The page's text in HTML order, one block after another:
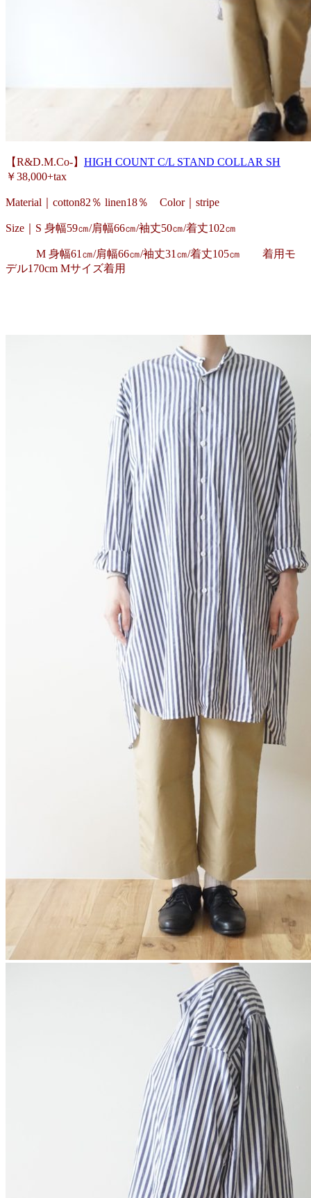
【R&D.M.Co-】 HIGH COUNT C/L STAND COLLAR SH
￥38,000+tax
Material｜cotton82％ linen18％ Color｜stripe
Size｜S 身幅59㎝/肩幅66㎝/袖丈50㎝/着丈102㎝
M 身幅61㎝/肩幅66㎝/袖丈31㎝/着丈105㎝ 着用モ
デル170cm Mサイズ着用